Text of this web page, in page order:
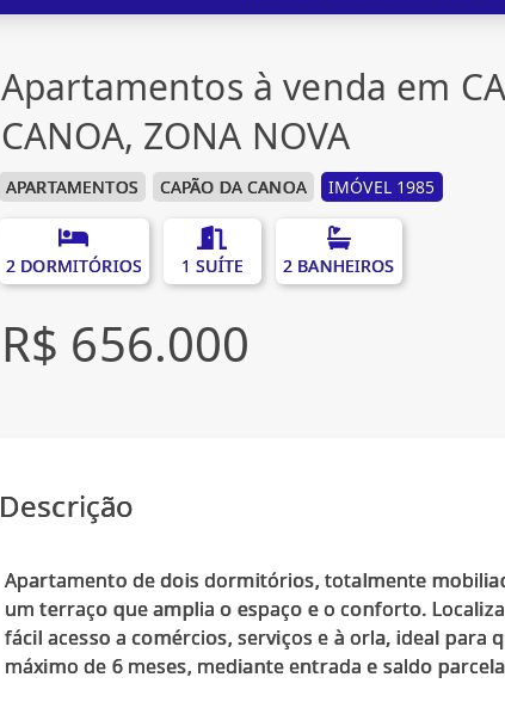
Apartamentos à venda em
CANOA, ZONA NOVA
APARTAMENTOS CAPÃO DA CANOA IMÓVEL 1985
2 DORMITÓRIOS 1 SUÍTE 2 BANHEIROS
R$ 656.000
Descrição
Apartamento de dois dormitórios, totalmente
um terraço que amplia o espaço e o conforto.
fácil acesso a comércios, serviços e à orla, ideal
máximo de 6 meses, mediante entrada e saldo